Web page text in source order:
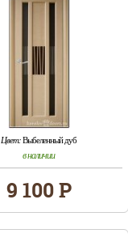
Цвет:Выбеленный дуб
в наличии
9 100 Р